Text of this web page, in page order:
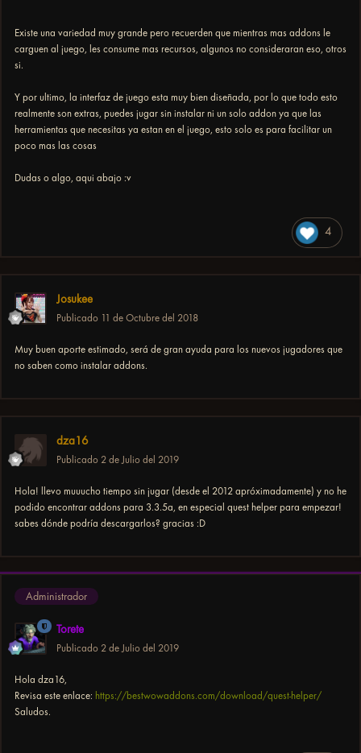
Existe una variedad muy grande pero recuerden que mientras mas addons le
carguen al juego, les consume mas recursos, algunos no consideraran eso, otros
si.
Y por ultimo, la interfaz de juego esta muy bien diseñada, por lo que todo esto
realmente son extras, puedes jugar sin instalar ni un solo addon ya que las
herramientas que necesitas ya estan en el juego, esto solo es para facilitar un
poco mas las cosas
Dudas o algo, aqui abajo :v
4
Josukee
Publicado 11 de Octubre del 2018
Muy buen aporte estimado, será de gran ayuda para los nuevos jugadores que
no saben como instalar addons.
dza16
Publicado 2 de Julio del 2019
Hola! llevo muuucho tiempo sin jugar (desde el 2012 apróximadamente) y no he
podido encontrar addons para 3.3.5a, en especial quest helper para empezar!
sabes dónde podría descargarlos? gracias :D
Administrador
Torete
Publicado 2 de Julio del 2019
Hola dza16,
Revisa este enlace: https://bestwowaddons.com/download/quest-helper/
Saludos.